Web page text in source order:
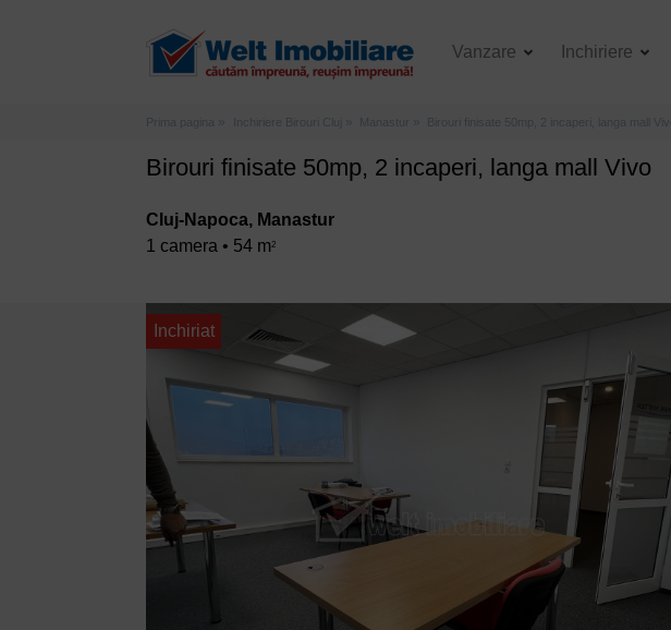
Vanzare Inchiriere
Prima pagina Inchiriere Birouri Cluj Manastur Birouri finisate 50mp, 2 incaperi, langa mall Vivo
Birouri finisate 50mp, 2 incaperi, langa mall Vivo
Cluj-Napoca, Manastur
1 camera • 54 m2
Inchiriat